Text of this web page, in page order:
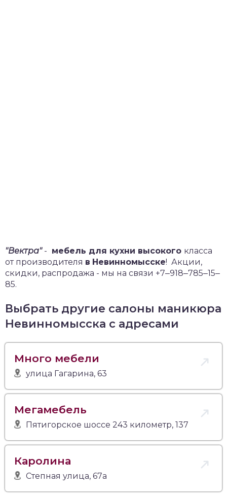
"Вектра"- мебель для кухни высокого класса
от производителя в Невинномысске! Акции,
скидки, распродажа - мы на связи +7‒918‒785‒15‒
85.
Выбрать другие салоны маникюра
Невинномысска с адресами
Много мебели
улица Гагарина, 63
Мегамебель
Пятигорское шоссе 243 километр, 137
Каролина
Степная улица, 67а